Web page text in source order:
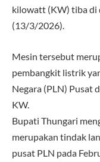
kilowatt (KW) tiba di
(13/3/2026).
Mesin tersebut
pembangkit listrik
Negara (PLN) Pusat
KW.
Bupati Thungari
merupakan tindak
pusat PLN pada